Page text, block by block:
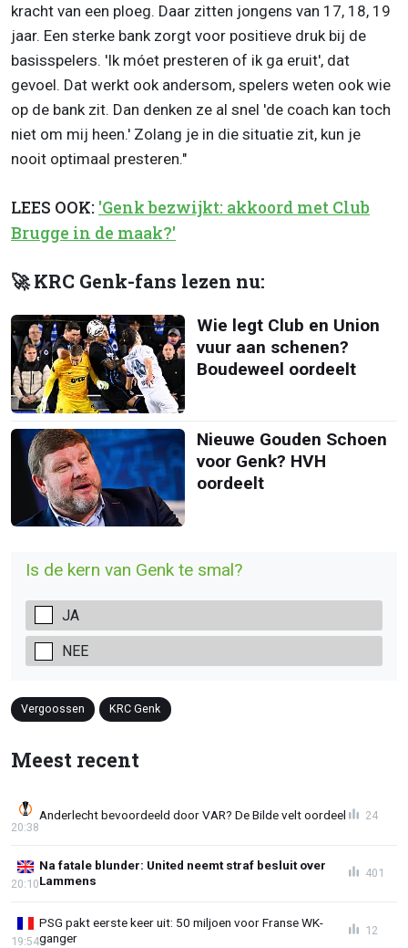
kracht van een ploeg. Daar zitten jongens van 17, 18, 19
jaar. Een sterke bank zorgt voor positieve druk bij de
basisspelers. 'Ik móet presteren of ik ga eruit', dat
gevoel. Dat werkt ook andersom, spelers weten ook wie
op de bank zit. Dan denken ze al snel 'de coach kan toch
niet om mij heen.' Zolang je in die situatie zit, kun je
nooit optimaal presteren."
LEES OOK: 'Genk bezwijkt: akkoord met Club
Brugge in de maak?'
🚀 KRC Genk-fans lezen nu:
Wie legt Club en Union
vuur aan schenen?
Boudeweel oordeelt
Nieuwe Gouden Schoen
voor Genk? HVH
oordeelt
Is de kern van Genk te smal?
JA
NEE
Vergoossen KRC Genk
Meest recent
Anderlecht bevoordeeld door VAR? De Bilde velt oordeel
20:38
24
Na fatale blunder: United neemt straf besluit over
Lammens
20:10
401
PSG pakt eerste keer uit: 50 miljoen voor Franse WK-
ganger
19:54
12